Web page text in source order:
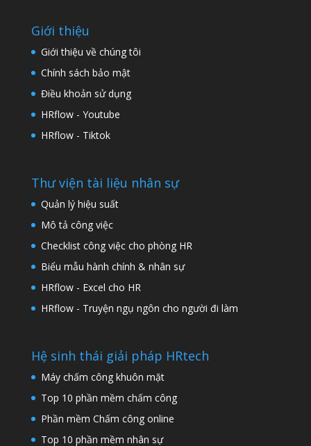
Giới thiệu
Giới thiệu về chúng tôi
Chính sách bảo mật
Điều khoản sử dụng
HRflow - Youtube
HRflow - Tiktok
Thư viện tài liệu nhân sự
Quản lý hiệu suất
Mô tả công việc
Checklist công việc cho phòng HR
Biểu mẫu hành chính & nhân sự
HRflow - Excel cho HR
HRflow - Truyện ngụ ngôn cho người đi làm
Hệ sinh thái giải pháp HRtech
Máy chấm công khuôn mặt
Top 10 phần mềm chấm công
Phần mềm Chấm công online
Top 10 phần mềm nhân sự